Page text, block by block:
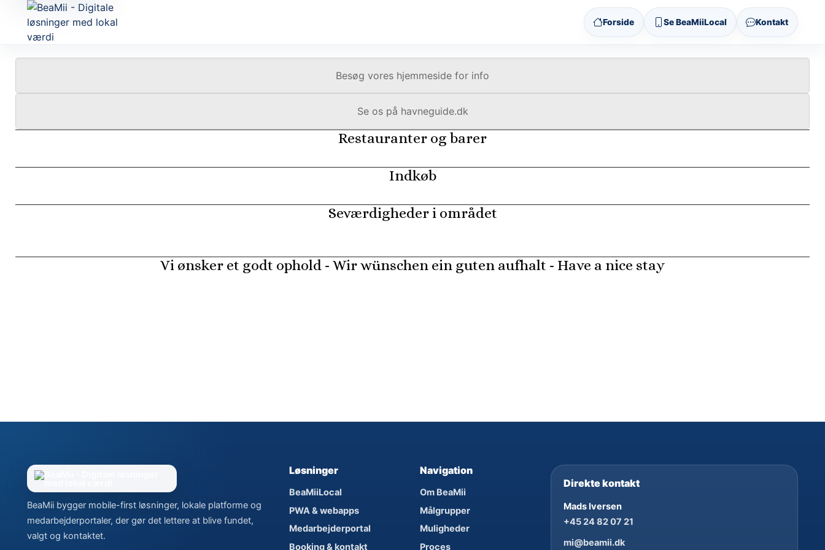
Forside Se BeaMiiLocal Kontakt
Besøg vores hjemmeside for info
Se os på havneguide.dk
Restauranter og barer
Indkøb
Seværdigheder i området
Vi ønsker et godt ophold - Wir wünschen ein guten aufhalt - Have a nice stay
BeaMii bygger mobile-first løsninger, lokale platforme og
medarbejderportaler, der gør det lettere at blive fundet,
valgt og kontaktet.
Løsninger
BeaMiiLocal
PWA & webapps
Medarbejderportal
Booking & kontakt
Navigation
Om BeaMii
Målgrupper
Muligheder
Proces
Direkte kontakt
Mads Iversen
+45 24 82 07 21
mi@beamii.dk